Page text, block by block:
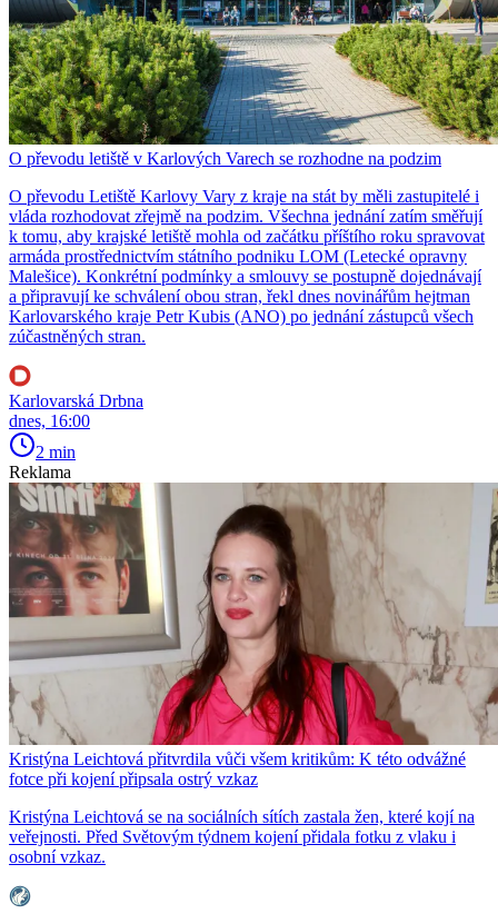
O převodu letiště v Karlových Varech se rozhodne na podzim
O převodu Letiště Karlovy Vary z kraje na stát by měli zastupitelé i
vláda rozhodovat zřejmě na podzim. Všechna jednání zatím směřují
k tomu, aby krajské letiště mohla od začátku příštího roku spravovat
armáda prostřednictvím státního podniku LOM (Letecké opravny
Malešice). Konkrétní podmínky a smlouvy se postupně dojednávají
a připravují ke schválení obou stran, řekl dnes novinářům hejtman
Karlovarského kraje Petr Kubis (ANO) po jednání zástupců všech
zúčastněných stran.
Karlovarská Drbna
dnes, 16:00
2 min
Reklama
Kristýna Leichtová přitvrdila vůči všem kritikům: K této odvážné
fotce při kojení připsala ostrý vzkaz
Kristýna Leichtová se na sociálních sítích zastala žen, které kojí na
veřejnosti. Před Světovým týdnem kojení přidala fotku z vlaku i
osobní vzkaz.